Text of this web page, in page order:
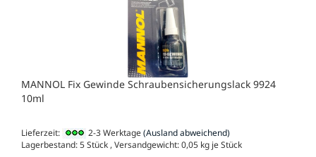
MANNOL Fix Gewinde Schraubensicherungslack 9924
10ml
Lieferzeit: 2-3 Werktage(Ausland abweichend)
Lagerbestand: 5 Stück , Versandgewicht:0,05 kg je Stück